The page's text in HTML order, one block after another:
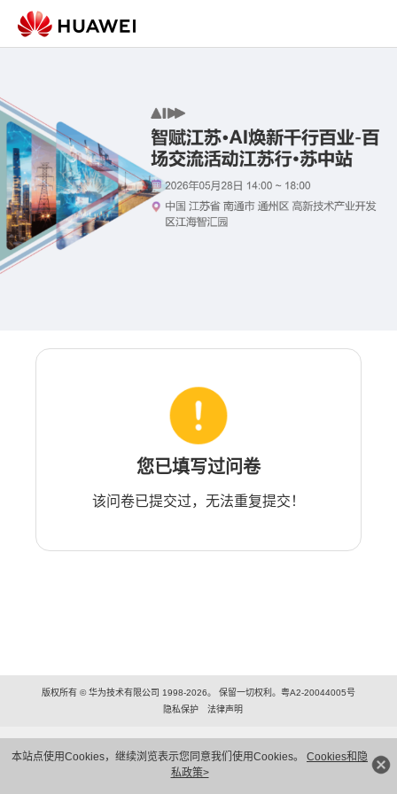
本站点使用Cookies，继续浏览表示您同意我们使用Cookies。 Cookies和隐
私政策>
您已填写过问卷
该问卷已提交过，无法重复提交！
版权所有 © 华为技术有限公司 1998-2026。 保留一切权利。粤A2-20044005号
隐私保护
法律声明